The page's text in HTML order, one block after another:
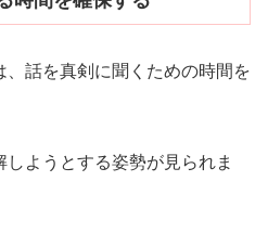
話を真剣に聞くための時間を
ようとする姿勢が見られま